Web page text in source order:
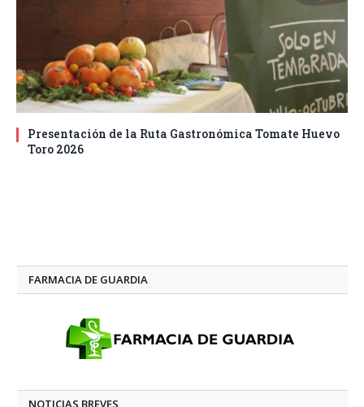
Presentación de la Ruta Gastronómica Tomate Huevo
Toro 2026
FARMACIA DE GUARDIA